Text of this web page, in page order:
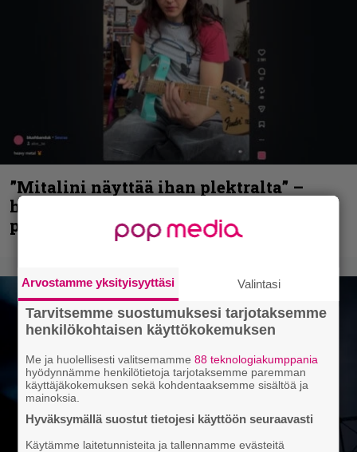
”Mitalini näyttää ihan plektralta” –
huippu-uimari jamittelee Megadethiä
palkinnollaan
Arvostamme yksityisyyttäsi Valintasi
Tarvitsemme suostumuksesi tarjotaksemme
henkilökohtaisen käyttökokemuksen
Me ja huolellisesti valitsemamme88 teknologiakumppania
hyödynnämme henkilötietoja tarjotaksemme paremman
käyttäjäkokemuksen sekä kohdentaaksemme sisältöä ja
mainoksia.
Hyväksymällä suostut tietojesi käyttöön seuraavasti
Käytämme laitetunnisteita ja tallennamme evästeitä